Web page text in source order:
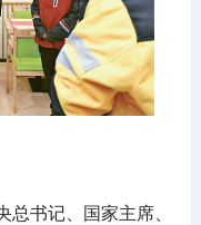
总书记、国家主席、